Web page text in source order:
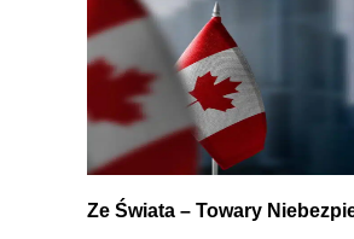
Ze Świata – Towary